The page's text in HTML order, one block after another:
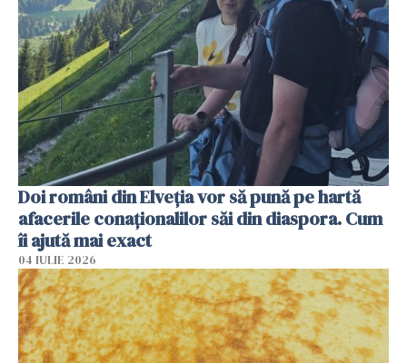
Doi români din Elveția vor să pună pe hartă
afacerile conaționalilor săi din diaspora. Cum
îi ajută mai exact
04 IULIE 2026